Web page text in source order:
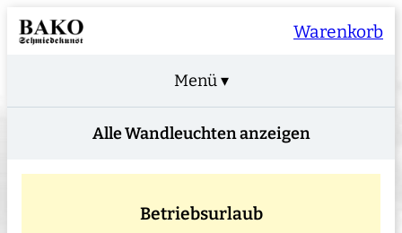
Warenkorb
Menü ▾
Alle Wandleuchten anzeigen
Betriebsurlaub